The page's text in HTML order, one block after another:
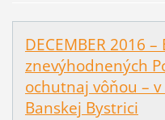
DECEMBER 2016
znevýhodnených
ochutnaj vôňou –
Banskej Bystrici